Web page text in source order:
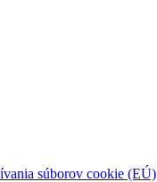
súborov cookie (EÚ)